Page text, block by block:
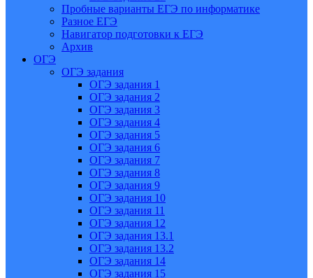
Пробные варианты ЕГЭ по информатике
Разное ЕГЭ
Навигатор подготовки к ЕГЭ
Архив
ОГЭ
ОГЭ задания
ОГЭ задания 1
ОГЭ задания 2
ОГЭ задания 3
ОГЭ задания 4
ОГЭ задания 5
ОГЭ задания 6
ОГЭ задания 7
ОГЭ задания 8
ОГЭ задания 9
ОГЭ задания 10
ОГЭ задания 11
ОГЭ задания 12
ОГЭ задания 13.1
ОГЭ задания 13.2
ОГЭ задания 14
ОГЭ задания 15